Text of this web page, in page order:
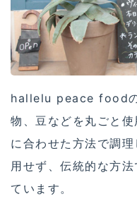
hallelu peace foodの
物、豆などを丸ごと
に合わせた方法で調
用せず、伝統的な方
ています。